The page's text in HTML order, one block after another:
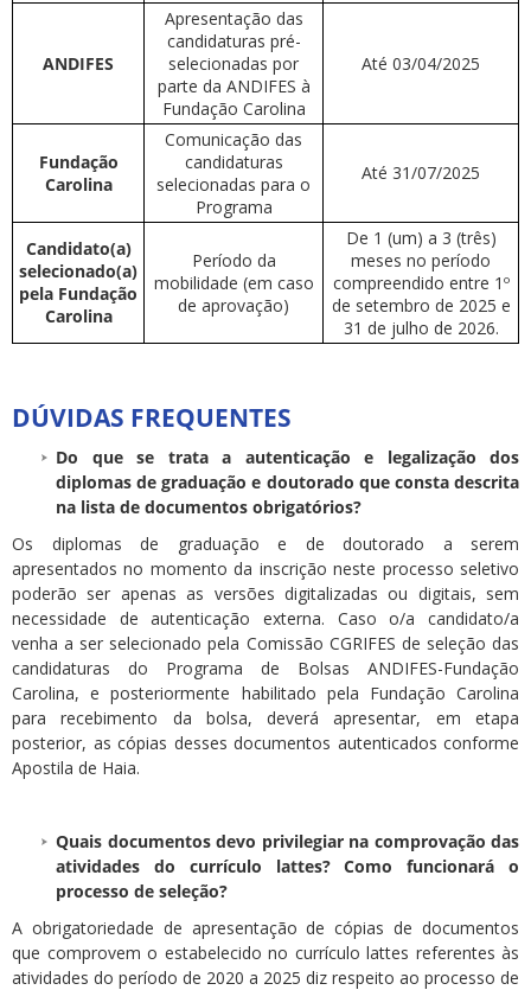
ANDIFES
Apresentação das
candidaturas pré-
selecionadas por
parte da ANDIFES à
Fundação Carolina
Até 03/04/2025
Fundação
Carolina
Comunicação das
candidaturas
selecionadas para o
Programa
Até 31/07/2025
Candidato(a)
selecionado(a)
pela Fundação
Carolina
Período da
mobilidade (em caso
de aprovação)
De 1 (um) a 3 (três)
meses no período
compreendido entre 1º
de setembro de 2025 e
31 de julho de 2026.
DÚVIDAS FREQUENTES
Do que se trata a autenticação e legalização dos
diplomas de graduação e doutorado que consta descrita
na lista de documentos obrigatórios?
Os diplomas de graduação e de doutorado a serem
apresentados no momento da inscrição neste processo seletivo
poderão ser apenas as versões digitalizadas ou digitais, sem
necessidade de autenticação externa. Caso o/a candidato/a
venha a ser selecionado pela Comissão CGRIFES de seleção das
candidaturas do Programa de Bolsas ANDIFES-Fundação
Carolina, e posteriormente habilitado pela Fundação Carolina
para recebimento da bolsa, deverá apresentar, em etapa
posterior, as cópias desses documentos autenticados conforme
Apostila de Haia.
Quais documentos devo privilegiar na comprovação das
atividades do currículo lattes? Como funcionará o
processo de seleção?
A obrigatoriedade de apresentação de cópias de documentos
que comprovem o estabelecido no currículo lattes referentes às
atividades do período de 2020 a 2025 diz respeito ao processo de